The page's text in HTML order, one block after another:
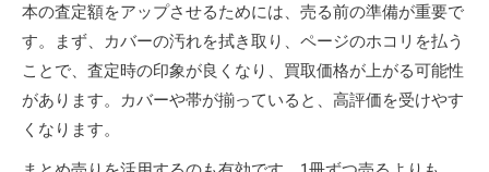
本の査定額をアップさせるためには、売る前の準備が重要で
す。まず、カバーの汚れを拭き取り、ページのホコリを払う
ことで、査定時の印象が良くなり、買取価格が上がる可能性
があります。カバーや帯が揃っていると、高評価を受けやす
くなります。